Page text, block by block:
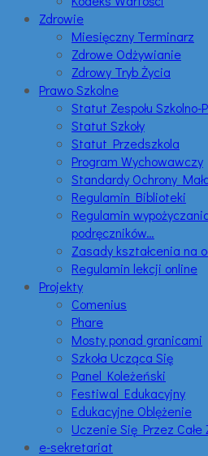
Zdrowie
Miesięczny Terminarz
Zdrowe Odżywianie
Zdrowy Tryb Życia
Prawo Szkolne
Statut Zespołu Szkolno-
Statut Szkoły
Statut Przedszkola
Program Wychowawczy
Standardy Ochrony
Regulamin Biblioteki
Regulamin
podręczników…
Zasady kształcenia na
Regulamin lekcji online
Projekty
Comenius
Phare
Mosty ponad granicami
Szkoła Ucząca Się
Panel Koleżeński
Festiwal Edukacyjny
Edukacyjne Oblężenie
Uczenie Się Przez Całe
e-sekretariat